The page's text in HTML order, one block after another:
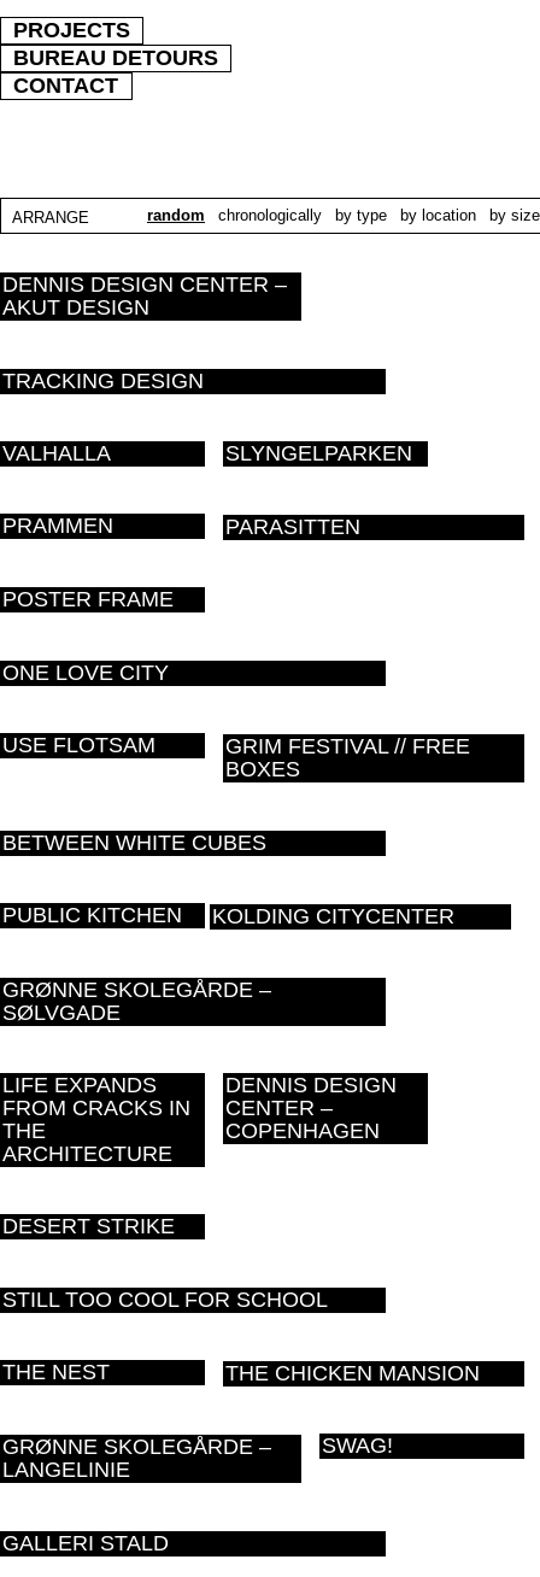
PROJECTS
BUREAU DETOURS
CONTACT
ARRANGE random chronologically by type by location by size
DENNIS DESIGN CENTER –
AKUT DESIGN
TRACKING DESIGN
VALHALLA SLYNGELPARKEN
PRAMMEN PARASITTEN
POSTER FRAME
ONE LOVE CITY
USE FLOTSAM
GRIM FESTIVAL // FREE
BOXES
BETWEEN WHITE CUBES
PUBLIC KITCHEN KOLDING CITYCENTER
GRØNNE SKOLEGÅRDE –
SØLVGADE
LIFE EXPANDS
FROM CRACKS IN
THE
ARCHITECTURE
DENNIS DESIGN
CENTER –
COPENHAGEN
DESERT STRIKE
STILL TOO COOL FOR SCHOOL
THE NEST THE CHICKEN MANSION
GRØNNE SKOLEGÅRDE –
LANGELINIE
SWAG!
GALLERI STALD